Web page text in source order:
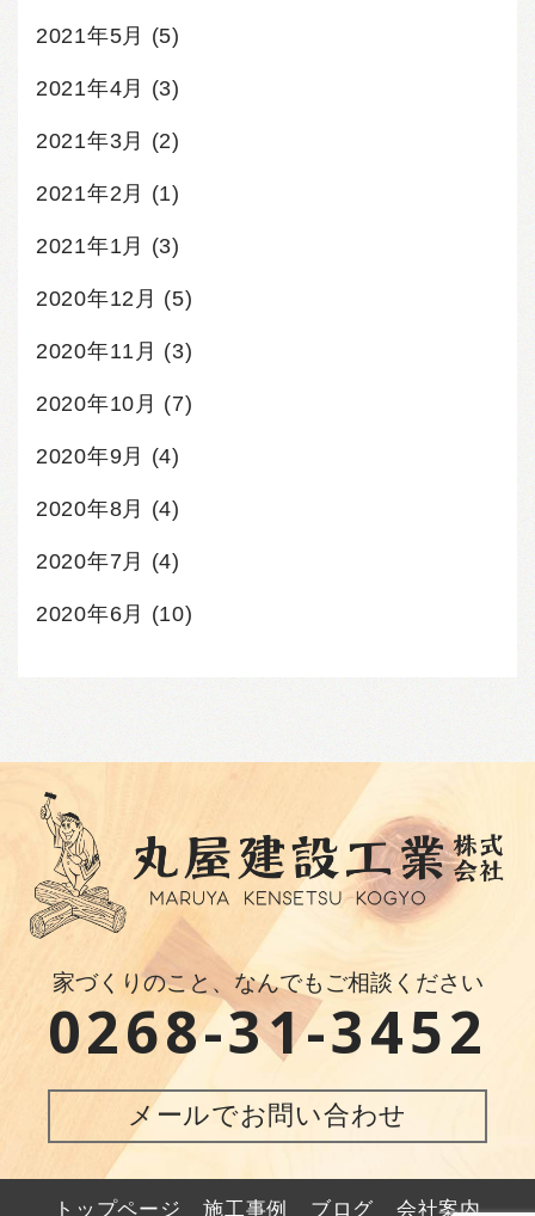
2021年5月 (5)
2021年4月 (3)
2021年3月 (2)
2021年2月 (1)
2021年1月 (3)
2020年12月 (5)
2020年11月 (3)
2020年10月 (7)
2020年9月 (4)
2020年8月 (4)
2020年7月 (4)
2020年6月 (10)
家づくりのこと、なんでもご相談ください
0268-31-3452
メールでお問い合わせ
トップページ 施工事例 ブログ 会社案内